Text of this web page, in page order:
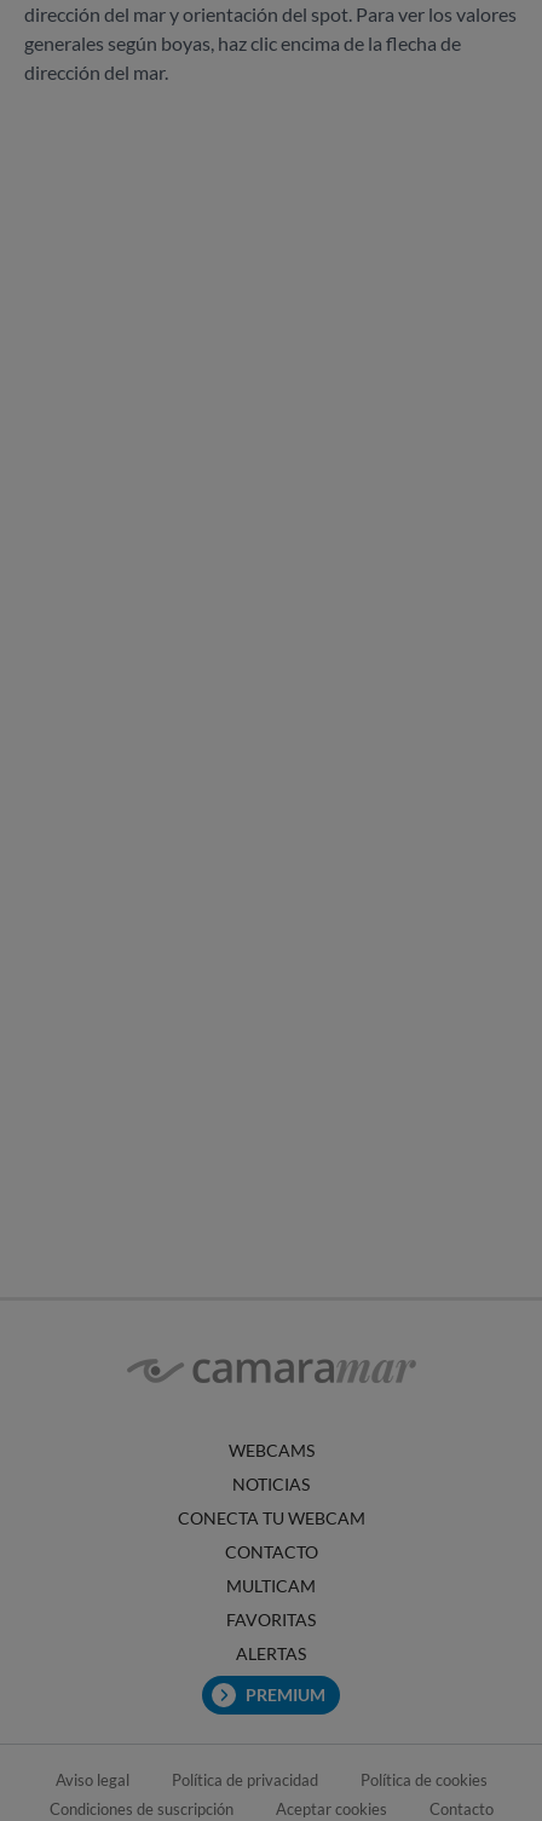
dirección del mar y orientación del spot. Para ver los valores
generales según boyas, haz clic encima de la flecha de
dirección del mar.
WEBCAMS
NOTICIAS
CONECTA TU WEBCAM
CONTACTO
MULTICAM
FAVORITAS
ALERTAS
PREMIUM
Aviso legal Política de privacidad
Política de cookies
Condiciones de suscripción
Aceptar cookies Contacto